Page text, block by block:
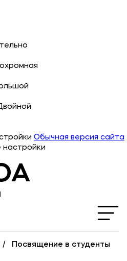
Обычная версия сайта
настройки
организации
и истории меценатства
образования
Посвящение в студенты